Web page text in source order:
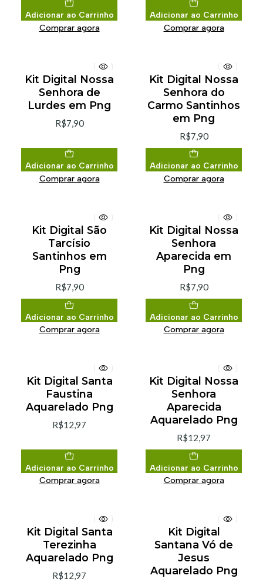
Adicionar ao Carrinho
Comprar agora
Adicionar ao Carrinho
Comprar agora
Kit Digital Nossa
Senhora de
Lurdes em Png
R$7,90
Adicionar ao Carrinho
Comprar agora
Kit Digital Nossa
Senhora do
Carmo Santinhos
em Png
R$7,90
Adicionar ao Carrinho
Comprar agora
Kit Digital São
Tarcísio
Santinhos em
Png
R$7,90
Adicionar ao Carrinho
Comprar agora
Kit Digital Nossa
Senhora
Aparecida em
Png
R$7,90
Adicionar ao Carrinho
Comprar agora
Kit Digital Santa
Faustina
Aquarelado Png
R$12,97
Adicionar ao Carrinho
Comprar agora
Kit Digital Nossa
Senhora
Aparecida
Aquarelado Png
R$12,97
Adicionar ao Carrinho
Comprar agora
Kit Digital Santa
Terezinha
Aquarelado Png
R$12,97
Kit Digital
Santana Vó de
Jesus
Aquarelado Png